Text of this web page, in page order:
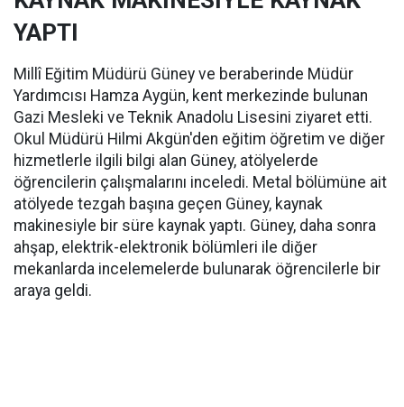
YAPTI
Millî Eğitim Müdürü Güney ve beraberinde Müdür
Yardımcısı Hamza Aygün, kent merkezinde bulunan
Gazi Mesleki ve Teknik Anadolu Lisesini ziyaret etti.
Okul Müdürü Hilmi Akgün'den eğitim öğretim ve diğer
hizmetlerle ilgili bilgi alan Güney, atölyelerde
öğrencilerin çalışmalarını inceledi. Metal bölümüne ait
atölyede tezgah başına geçen Güney, kaynak
makinesiyle bir süre kaynak yaptı. Güney, daha sonra
ahşap, elektrik-elektronik bölümleri ile diğer
mekanlarda incelemelerde bulunarak öğrencilerle bir
araya geldi.